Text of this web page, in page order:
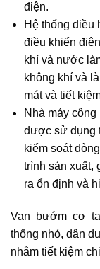
điện.
Hệ thống điều
điều khiển
khí và nước
không khí và
mát và tiết
Nhà máy
được sử dụng
kiểm soát
trình sản xuất,
ra ổn định và
Van bướm cơ
thống nhỏ, dân
nhằm tiết kiệm